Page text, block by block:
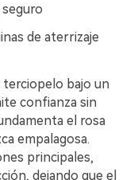
de aterrizaje
terciopelo bajo un
confianza sin
el rosa
empalagosa.
principales,
dejando que el